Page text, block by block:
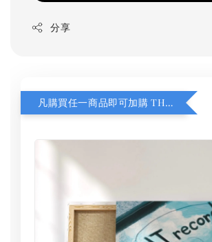
分享
凡購買任一商品即可加購 THT 九週年 同一片天空 無框畫 30 x 30 cm 附掛勾 (黑膠封面大小）